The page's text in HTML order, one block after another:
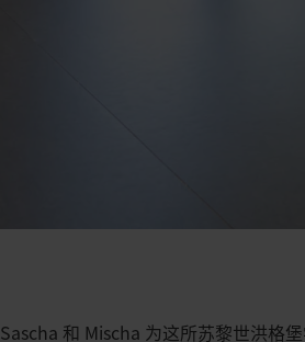
Sascha 和 Mischa 为这所苏黎世洪格